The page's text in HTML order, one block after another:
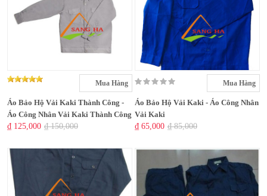
Mua Hàng
Áo Bảo Hộ Vải Kaki Thành Công -
Áo Công Nhân Vải Kaki Thành Công
₫ 125,000 ₫ 150,000
Mua Hàng
Áo Bảo Hộ Vải Kaki - Áo Công Nhân
Vải Kaki
₫ 65,000 ₫ 85,000